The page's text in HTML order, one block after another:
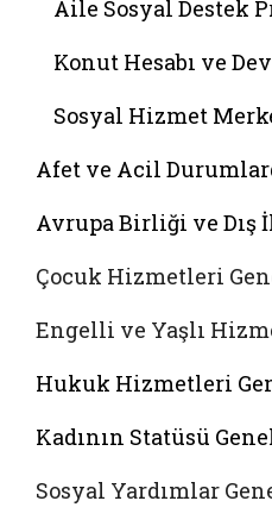
Aile Sosyal Destek
Konut Hesabı ve
Sosyal Hizmet
Afet ve Acil
Avrupa Birliği ve Dış
Çocuk Hizmetleri
Engelli ve Yaşlı
Hukuk Hizmetleri
Kadının Statüsü
Sosyal Yardımlar